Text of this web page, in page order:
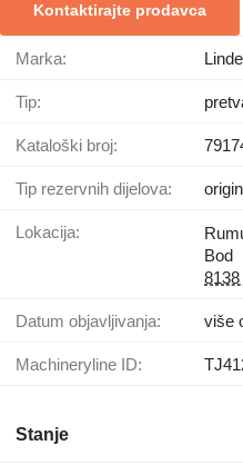
Kontaktirajte prodavca
Marka: Linde
Tip:
Kataloški broj:
Tip rezervnih dijelova:
Lokacija:
Bod
Datum objavljivanja: više
Machineryline ID:
Stanje